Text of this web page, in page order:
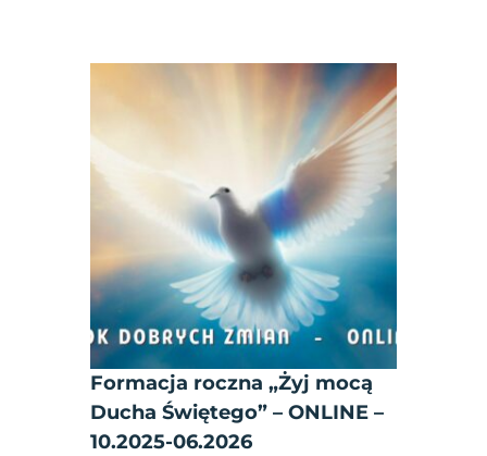
Formacja roczna „Żyj mocą
Ducha Świętego” – ONLINE –
10.2025-06.2026